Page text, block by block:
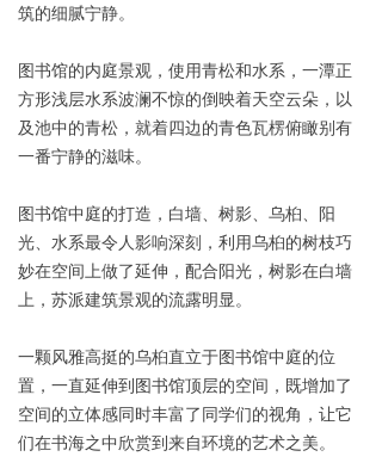
筑的细腻宁静。
图书馆的内庭景观，使用青松和水系，一潭正
方形浅层水系波澜不惊的倒映着天空云朵，以
及池中的青松，就着四边的青色瓦楞俯瞰别有
一番宁静的滋味。
图书馆中庭的打造，白墙、树影、乌桕、阳
光、水系最令人影响深刻，利用乌桕的树枝巧
妙在空间上做了延伸，配合阳光，树影在白墙
上，苏派建筑景观的流露明显。
一颗风雅高挺的乌桕直立于图书馆中庭的位
置，一直延伸到图书馆顶层的空间，既增加了
空间的立体感同时丰富了同学们的视角，让它
们在书海之中欣赏到来自环境的艺术之美。